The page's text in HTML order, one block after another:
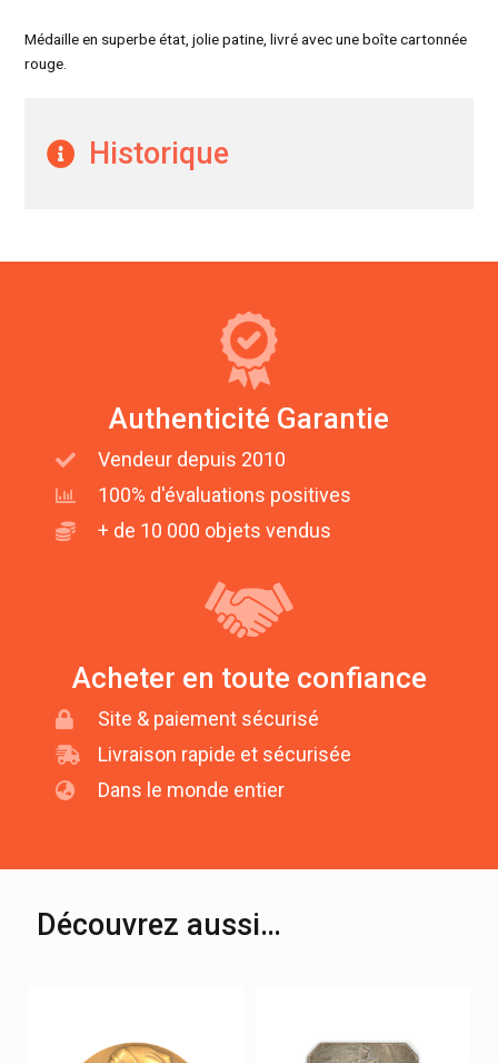
Médaille en superbe état, jolie patine, livré avec une boîte cartonnée
rouge.
Historique
Authenticité Garantie
Vendeur depuis 2010
100% d'évaluations positives
+ de 10 000 objets vendus
Acheter en toute confiance
Site & paiement sécurisé
Livraison rapide et sécurisée
Dans le monde entier
Découvrez aussi…